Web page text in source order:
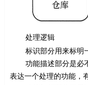
处理逻辑
标识部分用来标明一
功能描述部分是必不
表达一个处理的功能，